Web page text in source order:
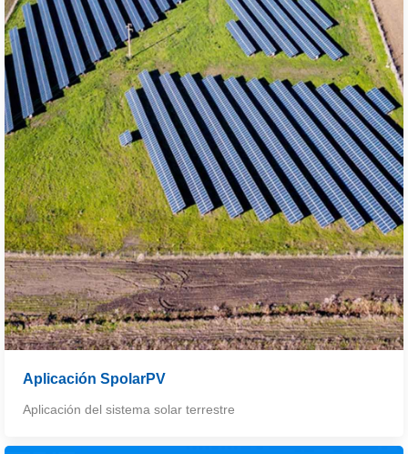
Aplicación SpolarPV
Aplicación del sistema solar terrestre